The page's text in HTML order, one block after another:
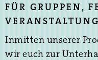
FÜR GRUPPEN,
Inmitten unserer
wir euch zur